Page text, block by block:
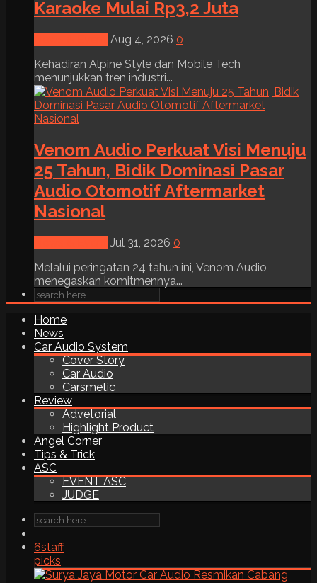
Karaoke Mulai Rp3,2 Juta
Aug 4, 2026 0
Kehadiran Alpine Style dan Mobile Tech
menunjukkan tren industri...
Venom Audio Perkuat Visi Menuju
25 Tahun, Bidik Dominasi Pasar
Audio Otomotif Aftermarket
Nasional
Jul 31, 2026 0
Melalui peringatan 24 tahun ini, Venom Audio
menegaskan komitmennya...
Home
News
Car Audio System
Cover Story
Car Audio
Carsmetic
Review
Advetorial
Highlight Product
Angel Corner
Tips & Trick
ASC
EVENT ASC
JUDGE
6staff
picks